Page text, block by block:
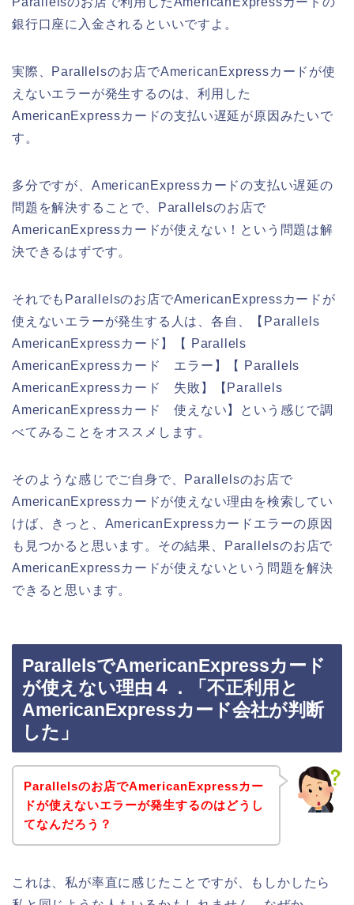
銀行口座に入金されるといいですよ。
実際、Parallelsのお店でAmericanExpressカードが使
えないエラーが発生するのは、利用した
AmericanExpressカードの支払い遅延が原因みたいで
す。
多分ですが、AmericanExpressカードの支払い遅延の
問題を解決することで、Parallelsのお店で
AmericanExpressカードが使えない！という問題は解
決できるはずです。
それでもParallelsのお店でAmericanExpressカードが
使えないエラーが発生する人は、各自、【Parallels
AmericanExpressカード】【 Parallels
AmericanExpressカード エラー】【 Parallels
AmericanExpressカード 失敗】【Parallels
AmericanExpressカード 使えない】という感じで調
べてみることをオススメします。
そのような感じでご自身で、Parallelsのお店で
AmericanExpressカードが使えない理由を検索してい
けば、きっと、AmericanExpressカードエラーの原因
も見つかると思います。その結果、Parallelsのお店で
AmericanExpressカードが使えないという問題を解決
できると思います。
ParallelsでAmericanExpressカード
が使えない理由４．「不正利用と
AmericanExpressカード会社が判断
した」
Parallelsのお店でAmericanExpressカー
ドが使えないエラーが発生するのはどうし
てなんだろう？
これは、私が率直に感じたことですが、もしかしたら